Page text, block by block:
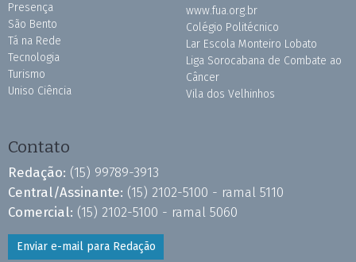
Presença
São Bento
Tá na Rede
Tecnologia
Turismo
Uniso Ciência
www.fua.org.br
Colégio Politécnico
Lar Escola Monteiro Lobato
Liga Sorocabana de Combate ao
Câncer
Vila dos Velhinhos
Contato
Redação: (15) 99789-3913
Central/Assinante: (15) 2102-5100 - ramal 5110
Comercial: (15) 2102-5100 - ramal 5060
Enviar e-mail para Redação